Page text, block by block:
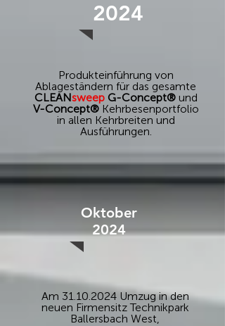
2024
Produkteinführung von
Ablageständern für das gesamte
CLEANsweep G-Concept®und
V-Concept®Kehrbesenportfolio
in allen Kehrbreiten und
Ausführungen.
Oktober
2024
Am 31.10.2024Umzug in den
neuen Firmensitz Technikpark
Ballersbach West,